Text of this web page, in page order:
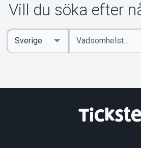
Vill du söka efter
Ange
sökord
Select
Country